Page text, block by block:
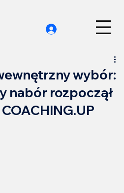
wybór:
nabór rozpoczął